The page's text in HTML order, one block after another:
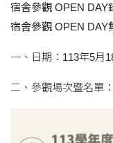
宿舍參觀 OPEN DAY
宿舍參觀 OPEN
一、日期：113年5月
二、參觀場次暨名單：